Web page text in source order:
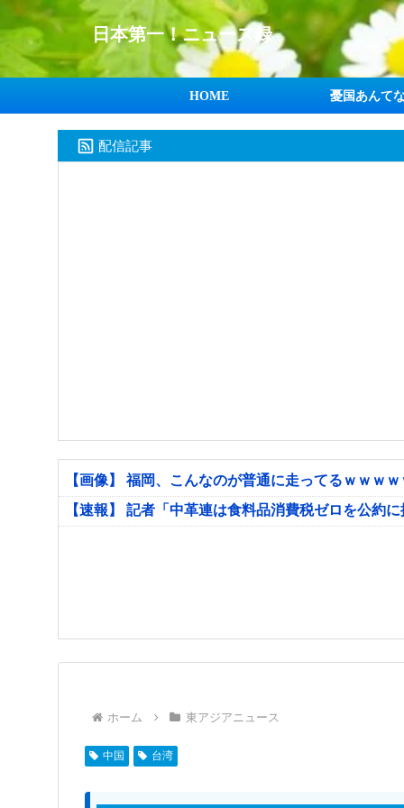
日本第一！ニュース録
HOME 憂国あんて
配信記事
【画像】 福岡、こんなのが普通に走ってるｗｗｗ
【速報】 記者「中革連は食料品消費税ゼロを公約
ホーム 東アジアニュース
中国 台湾